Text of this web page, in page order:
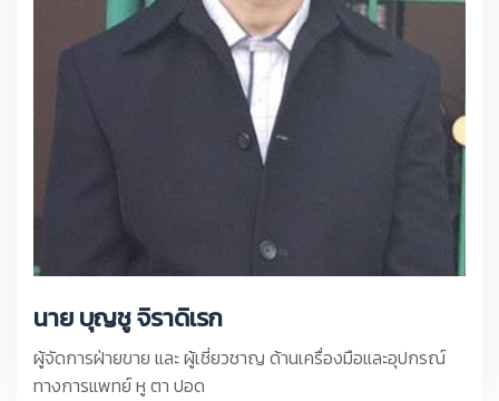
นาย บุญชู จิราดิเรก
ผู้จัดการฝ่ายขาย และ ผู้เชี่ยวชาญ ด้านเครื่องมือและอุปกรณ์
ทางการแพทย์ หู ตา ปอด